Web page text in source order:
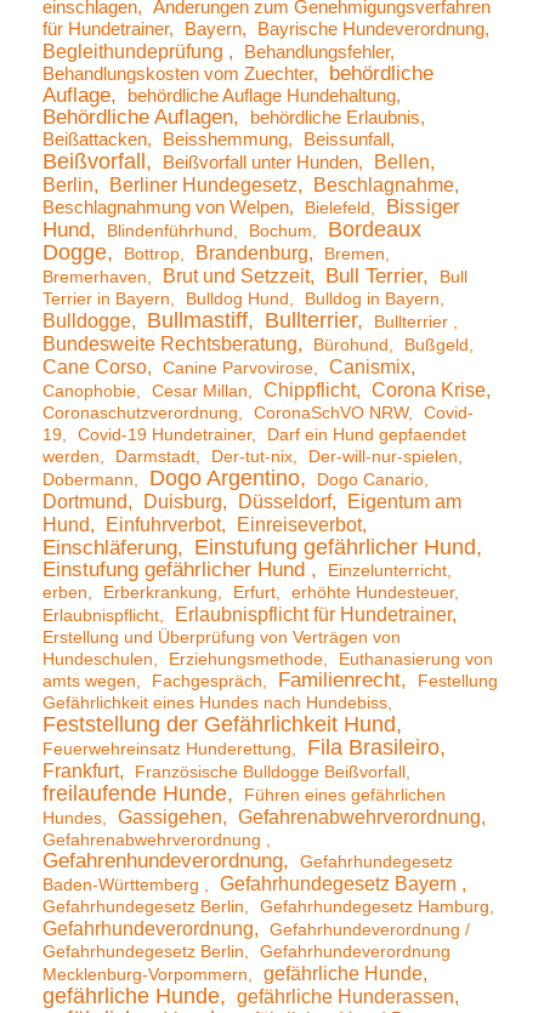
einschlagen
Änderungen zum Genehmigungsverfahren
für Hundetrainer
Bayern Bayrische Hundeverordnung
Begleithundeprüfung
Behandlungsfehler
Behandlungskosten vom Zuechter
behördliche
Auflage
behördliche Auflage Hundehaltung
Behördliche Auflagen
behördliche Erlaubnis
Beißattacken
Beisshemmung Beissunfall
Beißvorfall Beißvorfall unter Hunden
Bellen
Berlin
Berliner Hundegesetz Beschlagnahme
Beschlagnahmung von Welpen Bielefeld
Bissiger
Hund
Blindenführhund Bochum
Bordeaux
Dogge
Bottrop Brandenburg
Bremen
Bremerhaven
Brut und Setzzeit Bull Terrier
Bull
Terrier in Bayern
Bulldog Hund Bulldog in Bayern
Bulldogge Bullmastiff Bullterrier Bullterrier
Bundesweite Rechtsberatung Bürohund Bußgeld
Cane Corso Canine Parvovirose Canismix
Canophobie Cesar Millan Chippflicht Corona Krise
Coronaschutzverordnung CoronaSchVO NRW
Covid-
19
Covid-19 Hundetrainer
Darf ein Hund gepfaendet
werden
Darmstadt Der-tut-nix
Der-will-nur-spielen
Dobermann
Dogo Argentino Dogo Canario
Dortmund Duisburg Düsseldorf
Eigentum am
Hund
Einfuhrverbot Einreiseverbot
Einschläferung Einstufung gefährlicher Hund
Einstufung gefährlicher Hund
Einzelunterricht
erben
Erberkrankung Erfurt
erhöhte Hundesteuer
Erlaubnispflicht
Erlaubnispflicht für Hundetrainer
Erstellung und Überprüfung von Verträgen von
Hundeschulen
Erziehungsmethode
Euthanasierung von
amts wegen
Fachgespräch Familienrecht
Festellung
Gefährlichkeit eines Hundes nach Hundebiss
Feststellung der Gefährlichkeit Hund
Feuerwehreinsatz Hunderettung Fila Brasileiro
Frankfurt Französische Bulldogge Beißvorfall
freilaufende Hunde
Führen eines gefährlichen
Hundes
Gassigehen Gefahrenabwehrverordnung
Gefahrenabwehrverordnung
Gefahrenhundeverordnung
Gefahrhundegesetz
Baden-Württemberg
Gefahrhundegesetz Bayern
Gefahrhundegesetz Berlin Gefahrhundegesetz Hamburg
Gefahrhundeverordnung
Gefahrhundeverordnung /
Gefahrhundegesetz Berlin
Gefahrhundeverordnung
Mecklenburg-Vorpommern
gefährliche Hunde
gefährliche Hunde gefährliche Hunderassen